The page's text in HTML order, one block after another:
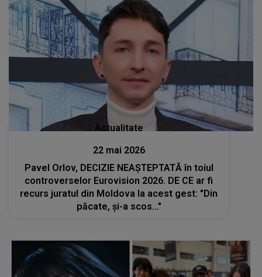
Actualitate
22 mai 2026
Pavel Orlov, DECIZIE NEAȘTEPTATĂ în toiul
controverselor Eurovision 2026. DE CE ar fi
recurs juratul din Moldova la acest gest: "Din
păcate, și-a scos..."